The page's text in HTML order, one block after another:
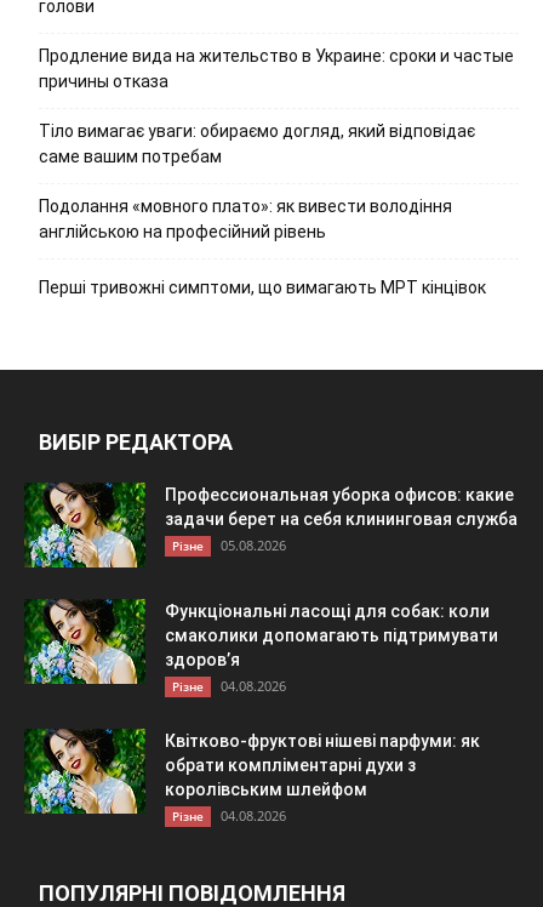
голови
Продление вида на жительство в Украине: сроки и частые
причины отказа
Тіло вимагає уваги: обираємо догляд, який відповідає
саме вашим потребам
Подолання «мовного плато»: як вивести володіння
англійською на професійний рівень
Перші тривожні симптоми, що вимагають МРТ кінцівок
ВИБІР РЕДАКТОРА
Профессиональная уборка офисов: какие
задачи берет на себя клининговая служба
Різне 05.08.2026
Функціональні ласощі для собак: коли
смаколики допомагають підтримувати
здоров’я
Різне 04.08.2026
Квітково-фруктові нішеві парфуми: як
обрати компліментарні духи з
королівським шлейфом
Різне 04.08.2026
ПОПУЛЯРНІ ПОВІДОМЛЕННЯ